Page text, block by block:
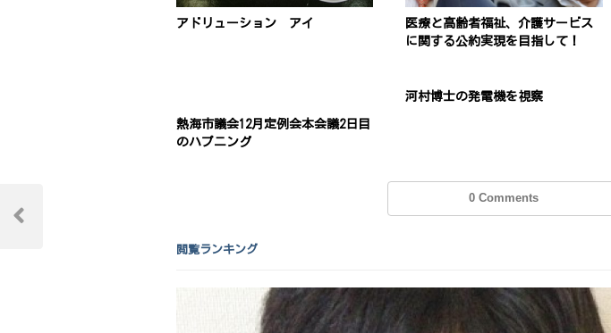
アドリューション アイ
医療と高齢者福祉、介護サービス
に関する公約実現を目指して！
熱海市議会12月定例会本会議2日目
のハプニング
河村博士の発電機を視察
0 Comments
稿
Previous
閲覧ランキング